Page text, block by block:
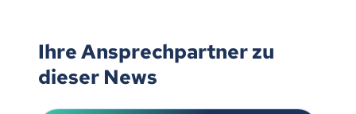
Ihre Ansprechpartner zu
dieser News